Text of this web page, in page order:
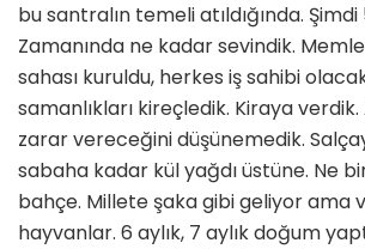
bu santralın temeli atıldığında. Şimdi
Zamanında ne kadar sevindik.
sahası kuruldu, herkes iş sahibi
samanlıkları kireçledik. Kiraya
zarar vereceğini düşünemedik.
sabaha kadar kül yağdı üstüne. Ne
bahçe. Millete şaka gibi geliyor ama
hayvanlar. 6 aylık, 7 aylık doğum